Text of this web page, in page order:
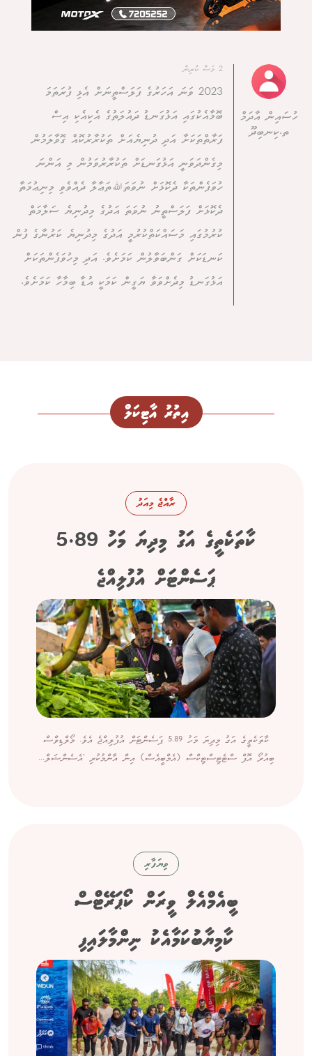
ހުސައިން އާދަމް
ތ.ކިނބިދޫ
2 މަސް ކުރިން
2023 ވަނަ އަހަރުގެ ފަލަސްތީނަށް އެޅި ފުރަތަމަ
ބޮމާއެކުގައި އަޅުގަނޑު ދައުލަތުގެ އެކިއެކި އިސް
ފަރާތްތަކަށާ އަދި ދުނިޔެއަށް ތަކުރާރުކޮއް ގޮވާލަމުން
މިގެންދަވަނީ އަޅުގަނޑަށް ތަކުރާރުވަމުން މި އަންނަ
ހުވަފެންތަކާ ދެކޮޅަށް ނުވަތަﷲތަޢާލާ ދެއްވެވި މިނިޢުމަތާ
ދެކޮޅަށް ފަލަސްތީނު ނުވަތަ އަދުގެ މިދުނިޔެ ސަލާމަތް
ކުރުމުގައި މަސައްކަތްކުރުމީ އަދުގެ މިދުނިޔެ ކަރުނާގެ ފުން
ކަނޑަކަށް ގަންބަވާލުން ކަމަށެވެ. އަދި މިހުވަފެންތަކަށް
އަޅުގަނޑު މިދެށްވަވާ ޔަގީން ކަމަކީ އުޑާ ބިމާހާ ކަމަށެވެ.
އިތުރު އާޓިކަލް
ރާއްޖެ މިއަދު
ކާތަކެތީގެ އަގު މިދިޔަ މަހު 5.89
ޕަސެންޓަށް އުފުލިއްޖެ
ކާތަކެތީގެ އަގު މިދިޔަ މަހު 5.89 ޕަސެންޓަށް އުފުލިއްޖެ އެވެ. މޯލްޑިވްސް
ބިއުރޯ އޮފް ސްޓެޓިސްޓިކްސް (އެމްބީއެސް) އިން އާންމުކުރި 'އެސެންޝަލް...
ވިޔަފާރި
ބީއެމްއެލް ވީރަން ކޯޕަރޭޓްސް
ކާމިޔާބުކަމާއެކު ނިންމާލައިފި